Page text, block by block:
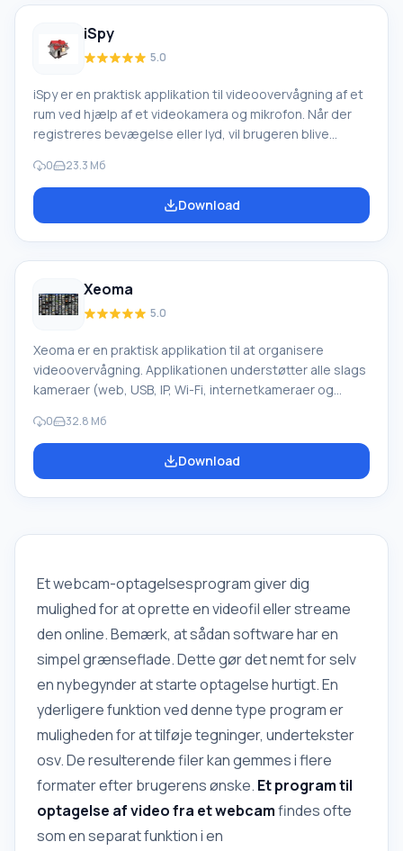
iSpy
5.0
iSpy er en praktisk applikation til videoovervågning af et
rum ved hjælp af et videokamera og mikrofon. Når der
registreres bevægelse eller lyd, vil brugeren blive
materialer i realtid eller gemme dem på en pc med
mulighed for yderligere konvertering til Flash Video og
offentliggørelse på nettet. Applikationen kan bruges på
0 23.3 Мб
Download
Xeoma
5.0
Xeoma er en praktisk applikation til at organisere
videoovervågning. Applikationen understøtter alle slags
kameraer (web, USB, IP, Wi-Fi, internetkameraer og
mulighed for at se tidligere optaget video. Du kan bruge
applikationen til at overvåge kontoret, hjemmet, barnet
eller kæledyr, medarbejdere, når du er væk hjemmefra,
0 32.8 Мб
Download
Et webcam-optagelsesprogram giver dig
mulighed for at oprette en videofil eller streame
den online. Bemærk, at sådan software har en
simpel grænseflade. Dette gør det nemt for selv
en nybegynder at starte optagelse hurtigt. En
yderligere funktion ved denne type program er
muligheden for at tilføje tegninger, undertekster
osv. De resulterende filer kan gemmes i flere
formater efter brugerens ønske. Et program til
optagelse af video fra et webcamfindes ofte
som en separat funktion i en